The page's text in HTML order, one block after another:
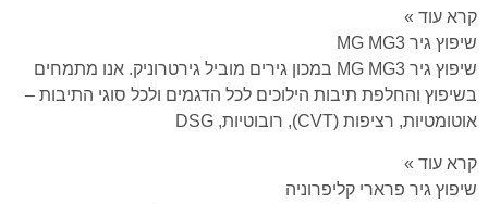
קרא עוד »
שיפוץ גיר MG MG3
שיפוץ גיר MG MG3 במכון גירים מוביל גירטרוניק. אנו מתמחים
בשיפוץ והחלפת תיבות הילוכים לכל הדגמים ולכל סוגי התיבות –
אוטומטיות, רציפות (CVT), רובוטיות, DSG
קרא עוד »
שיפוץ גיר פרארי קליפרוניה